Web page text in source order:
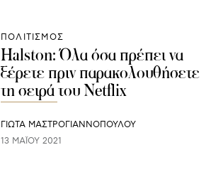
ΠΟΛΙΤΙΣΜΟΣ
Halston: Όλα όσα πρέπει να
ξέρετε πριν παρακολουθήσετε
τη σειρά του Netflix
ΓΙΩΤΑ ΜΑΣΤΡΟΓΙΑΝΝΟΠΟΥΛΟΥ
13 ΜΑΪ́ΟΥ 2021